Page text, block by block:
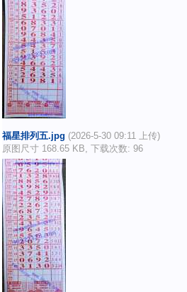
福星排列五.jpg (2026-5-30 09:11 上传)
原图尺寸 168.65 KB, 下载次数: 96